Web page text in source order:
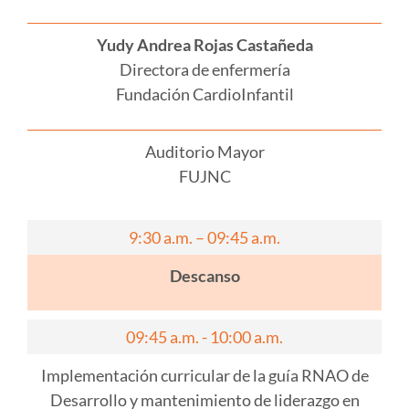
Yudy Andrea Rojas Castañeda
Directora de enfermería
Fundación CardioInfantil
Auditorio Mayor
FUJNC
9:30 a.m. – 09:45 a.m.
Descanso
09:45 a.m. - 10:00 a.m.
Implementación curricular de la guía RNAO de
Desarrollo y mantenimiento de liderazgo en